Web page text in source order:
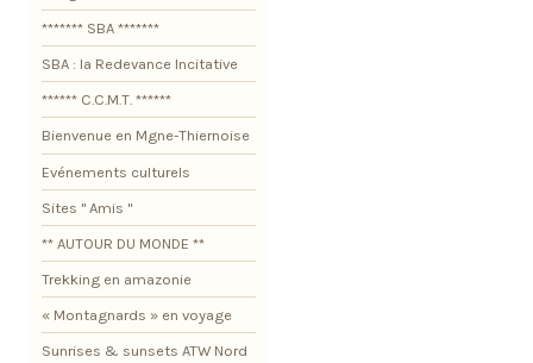
******* SBA *******
SBA : la Redevance Incitative
****** C.C.M.T. ******
Bienvenue en Mgne-Thiernoise
Evénements culturels
Sites " Amis "
** AUTOUR DU MONDE **
Trekking en amazonie
« Montagnards » en voyage
Sunrises & sunsets ATW Nord